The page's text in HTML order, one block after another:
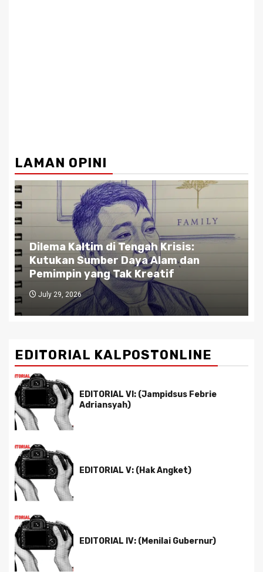
LAMAN OPINI
Dilema Kaltim di Tengah Krisis:
Kutukan Sumber Daya Alam dan
Pemimpin yang Tak Kreatif
July 29, 2026
EDITORIAL KALPOSTONLINE
EDITORIAL VI: (Jampidsus Febrie
Adriansyah)
EDITORIAL V: (Hak Angket)
EDITORIAL IV: (Menilai Gubernur)